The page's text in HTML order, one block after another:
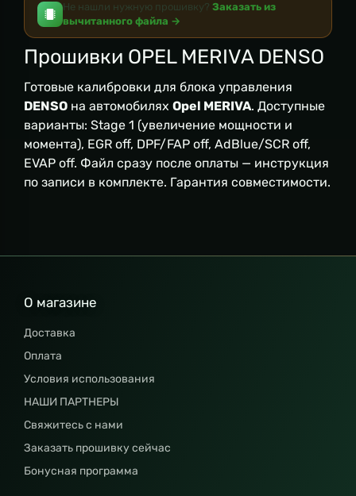
Не нашли нужную прошивку? Заказать из
вычитанного файла →
Прошивки OPEL MERIVA DENSO
Готовые калибровки для блока управления
DENSO на автомобилях Opel MERIVA. Доступные
варианты: Stage 1 (увеличение мощности и
момента), EGR off, DPF/FAP off, AdBlue/SCR off,
EVAP off. Файл сразу после оплаты — инструкция
по записи в комплекте. Гарантия совместимости.
О магазине
Доставка
Оплата
Условия использования
НАШИ ПАРТНЕРЫ
Свяжитесь с нами
Заказать прошивку сейчас
Бонусная программа